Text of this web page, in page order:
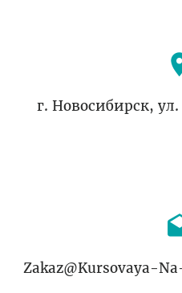
г. Новосибирск,
Zakaz@Kursovaya-